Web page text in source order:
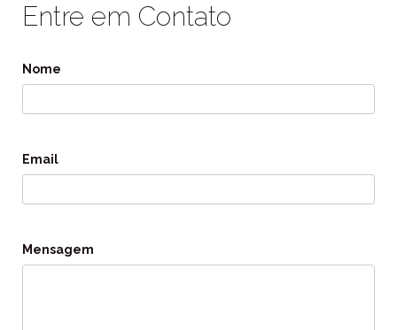
Entre em Contato
Nome
Email
Mensagem